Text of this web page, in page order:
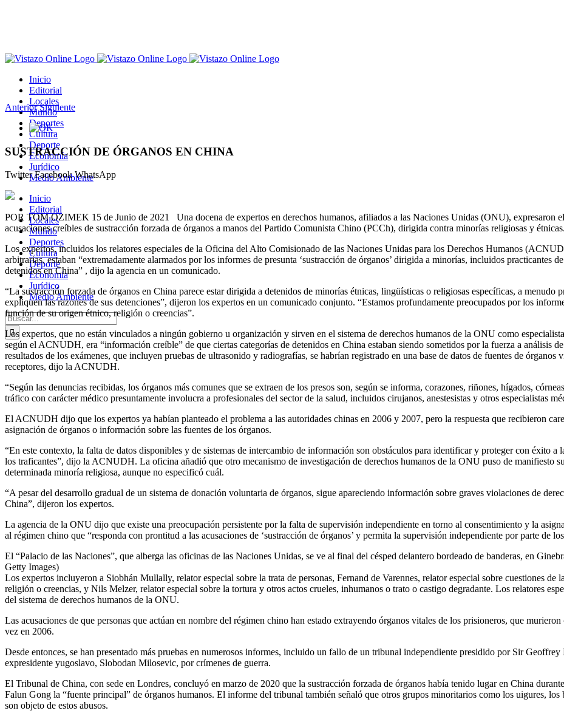
Inicio
Editorial
Locales
Mundo
Deportes
Cultura
Deporte
Economía
Jurídico
Medio Ambiente
Inicio
Editorial
Locales
Mundo
Deportes
Cultura
Deporte
Economía
Jurídico
Medio Ambiente
Buscar:
Anterior Siguiente
Ver
imagen
más
grande
SUSTRACCIÓN DE ÓRGANOS EN CHINA
TwitterFacebookWhatsApp
POR TOM OZIMEK 15 de Junio de 2021 Una docena de expertos en derechos humanos, afiliados a las Naciones Unidas (ONU), expresaron
acusaciones creíbles de sustracción forzada de órganos a manos del Partido Comunista Chino (PCCh), dirigida contra minorías religiosas y étnicas.
Los expertos, incluidos los relatores especiales de la Oficina del Alto Comisionado de las Naciones Unidas para los Derechos Humanos
arbitrarias, estaban “extremadamente alarmados por los informes de presunta ‘sustracción de órganos’ dirigida a minorías, incluidos practicantes
detenidos en China” , dijo la agencia en un comunicado.
“La sustracción forzada de órganos en China parece estar dirigida a detenidos de minorías étnicas, lingüísticas o religiosas específicas, a menudo
expliquen las razones de sus detenciones”, dijeron los expertos en un comunicado conjunto. “Estamos profundamente preocupados por los
función de su origen étnico, religión o creencias”.
Los expertos, que no están vinculados a ningún gobierno u organización y sirven en el sistema de derechos humanos de la ONU como
según el ACNUDH, era “información creíble” de que ciertas categorías de detenidos en China estaban siendo sometidos por la fuerza a análisis
resultados de los exámenes, que incluyen pruebas de ultrasonido y radiografías, se habrían registrado en una base de datos de fuentes de
receptores, dijo la ACNUDH.
“Según las denuncias recibidas, los órganos más comunes que se extraen de los presos son, según se informa, corazones, riñones, hígados,
tráfico con carácter médico presuntamente involucra a profesionales del sector de la salud, incluidos cirujanos, anestesistas y otros especialistas
El ACNUDH dijo que los expertos ya habían planteado el problema a las autoridades chinas en 2006 y 2007, pero la respuesta que recibieron
asignación de órganos o información sobre las fuentes de los órganos.
“En este contexto, la falta de datos disponibles y de sistemas de intercambio de información son obstáculos para identificar y proteger con éxito
los traficantes”, dijo la ACNUDH. La oficina añadió que otro mecanismo de investigación de derechos humanos de la ONU puso de manifiesto
determinada minoría religiosa, aunque no especificó cuál.
“A pesar del desarrollo gradual de un sistema de donación voluntaria de órganos, sigue apareciendo información sobre graves violaciones de
China”, dijeron los expertos.
La agencia de la ONU dijo que existe una preocupación persistente por la falta de supervisión independiente en torno al consentimiento y la
al régimen chino que “responda con prontitud a las acusaciones de ‘sustracción de órganos’ y permita la supervisión independiente por parte de
El “Palacio de las Naciones”, que alberga las oficinas de las Naciones Unidas, se ve al final del césped delantero bordeado de banderas, en
Getty Images)
Los expertos incluyeron a Siobhán Mullally, relator especial sobre la trata de personas, Fernand de Varennes, relator especial sobre cuestiones
religión o creencias, y Nils Melzer, relator especial sobre la tortura y otros actos crueles, inhumanos o trato o castigo degradante. Los relatores
del sistema de derechos humanos de la ONU.
Las acusaciones de que personas que actúan en nombre del régimen chino han estado extrayendo órganos vitales de los prisioneros, que
vez en 2006.
Desde entonces, se han presentado más pruebas en numerosos informes, incluido un fallo de un tribunal independiente presidido por Sir
expresidente yugoslavo, Slobodan Milosevic, por crímenes de guerra.
El Tribunal de China, con sede en Londres, concluyó en marzo de 2020 que la sustracción forzada de órganos había tenido lugar en China
Falun Gong la “fuente principal” de órganos humanos. El informe del tribunal también señaló que otros grupos minoritarios como los uigures, los
son objeto de estos abusos.